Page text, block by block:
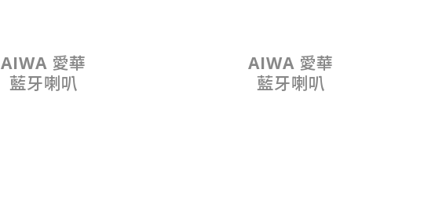
AIWA 愛華
藍牙喇叭
AIWA 愛華
藍牙喇叭